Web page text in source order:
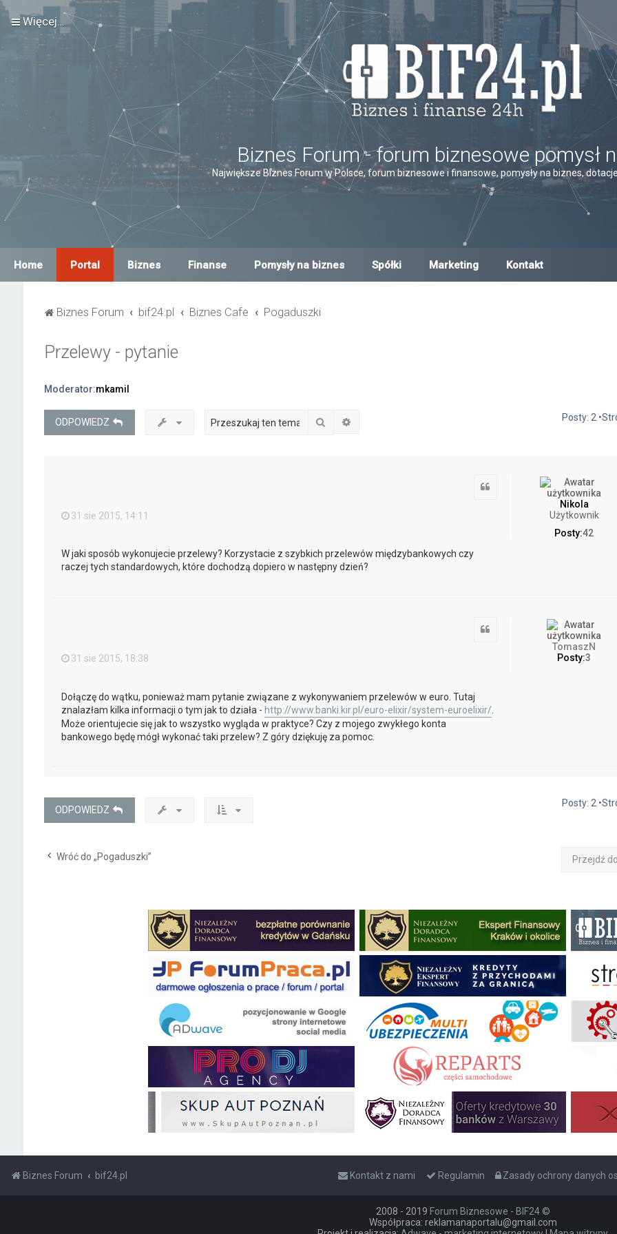
Więcej…
Biznes Forum - forum biznesowe pomysł
Największe Biznes Forum w Polsce, forum biznesowe i finansowe, pomysły na biznes,
Home Portal Biznes Finanse Pomysły na biznes Spółki Marketing Kontakt
Biznes Forum bif24.pl Biznes Cafe Pogaduszki
Przelewy - pytanie
Moderator:mkamil
ODPOWIEDZ Szukaj Posty: 2
Nikola
Użytkownik
Posty:42
31 sie 2015, 14:11
W jaki sposób wykonujecie przelewy? Korzystacie z szybkich przelewów międzybankowych czy
raczej tych standardowych, które dochodzą dopiero w następny dzień?
TomaszN
Posty:3
31 sie 2015, 18:38
Dołączę do wątku, ponieważ mam pytanie związane z wykonywaniem przelewów w euro. Tutaj
znalazłam kilka informacji o tym jak to działa - http://www.banki.kir.pl/euro-elixir/system-euroelixir/
Może orientujecie się jak to wszystko wygląda w praktyce? Czy z mojego zwykłego konta
bankowego będę mógł wykonać taki przelew? Z góry dziękuję za pomoc.
ODPOWIEDZ
Posty: 2
Wróć do „Pogaduszki” Przejdź do
Biznes Forum bif24.pl Zasady ochrony danych
Regulamin
Kontakt z nami
2008 - 2019 Forum Biznesowe - BIF24 ©
Współpraca: reklamanaportalu@gmail.com